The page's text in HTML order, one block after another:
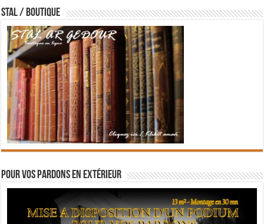
STAL / BOUTIQUE
Pour vos pardons en extérieur